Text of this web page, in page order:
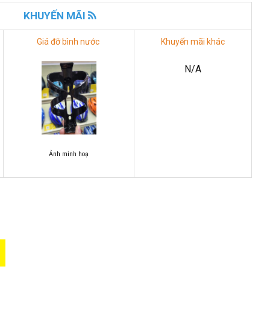
KHUYẾN MÃI
Giá đỡ bình nước
Ảnh minh hoạ
Khuyến mãi khác
N/A